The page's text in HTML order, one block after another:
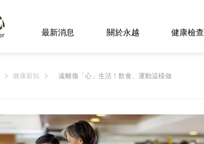
最新消息 關於永越 健康檢查
健康新知 遠離傷「心」生活！飲食、運動這樣做